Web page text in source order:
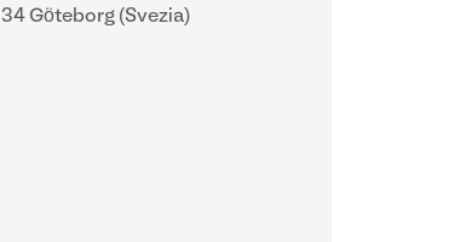
34 Göteborg (Svezia)